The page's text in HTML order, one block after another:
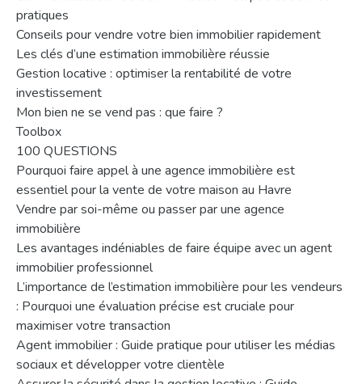
pratiques
Conseils pour vendre votre bien immobilier rapidement
Les clés d’une estimation immobilière réussie
Gestion locative : optimiser la rentabilité de votre
investissement
Mon bien ne se vend pas : que faire ?
Toolbox
100 QUESTIONS
Pourquoi faire appel à une agence immobilière est
essentiel pour la vente de votre maison au Havre
Vendre par soi-même ou passer par une agence
immobilière
Les avantages indéniables de faire équipe avec un agent
immobilier professionnel
L’importance de l’estimation immobilière pour les vendeurs
: Pourquoi une évaluation précise est cruciale pour
maximiser votre transaction
Agent immobilier : Guide pratique pour utiliser les médias
sociaux et développer votre clientèle